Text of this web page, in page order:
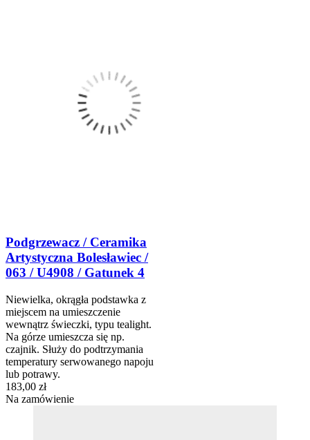
Podgrzewacz / Ceramika
Artystyczna Bolesławiec /
063 / U4908 / Gatunek 4
Niewielka, okrągła podstawka z
miejscem na umieszczenie
wewnątrz świeczki, typu tealight.
Na górze umieszcza się np.
czajnik. Służy do podtrzymania
temperatury serwowanego napoju
lub potrawy.
183,00 zł
Na zamówienie